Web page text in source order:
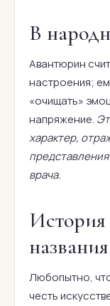
В
Авантюрин
настроения;
«очищать»
напряжение.
характер,
врача.
названия
Любопытно,
честь